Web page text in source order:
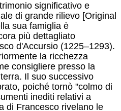
significativo e
di grande rilievo [Original
sua famiglia è
più dettagliato
d'Accursio (1225–1293).
la ricchezza
consigliere presso la
Il suo successivo
poiché tornò "colmo di
inediti relativi a
di Francesco rivelano le